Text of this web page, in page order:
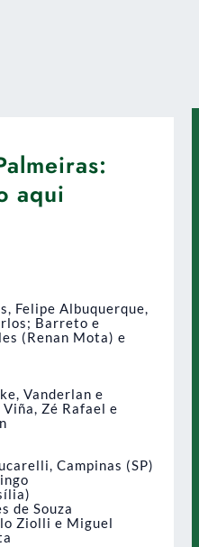
aqui
Felipe Albuquerque,
Barreto e
(Renan Mota) e
Vanderlan e
Zé Rafael e
Campinas (SP)
de Souza
Ziolli e Miguel